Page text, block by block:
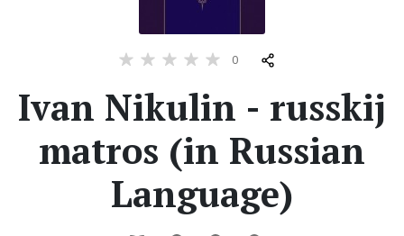
обсуждаемые
0
Ivan Nikulin - russkij
matros (in Russian
Language)